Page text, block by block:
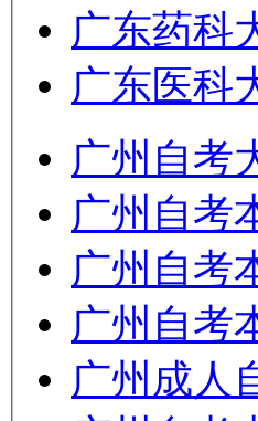
广东药科
广东医科
广州自考
广州自考
广州自考
广州自考
广州成人